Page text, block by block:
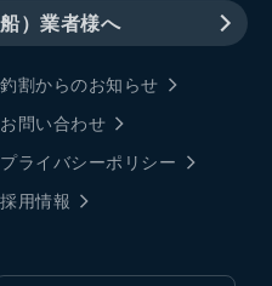
）業者様へ
釣割からのお知らせ
お問い合わせ
プライバシーポリシー
採用情報